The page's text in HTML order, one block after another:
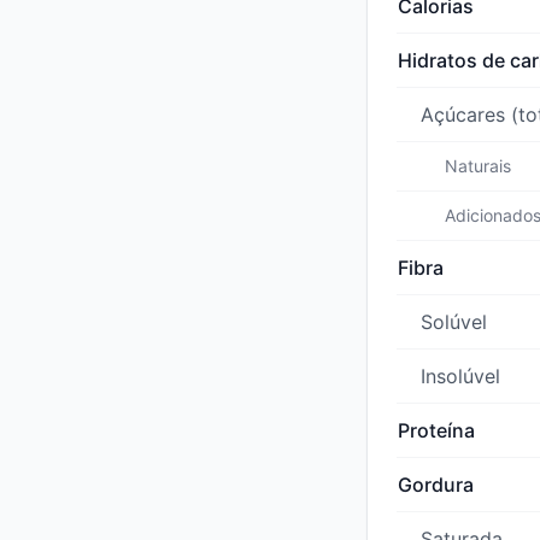
Calorias
Hidratos de
Açúcares
Naturais
Adicionados
Fibra
Solúvel
Insolúvel
Proteína
Gordura